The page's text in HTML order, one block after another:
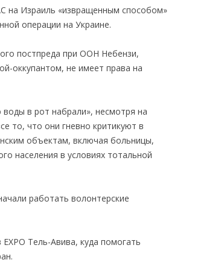
на Израиль «извращенным способом»
операции на Украине.
постпреда при ООН Небензи,
оккупантом, не имеет права на
в рот набрали», несмотря на
то, что они гневно критикуют в
объектам, включая больницы,
населения в условиях тотальной
работать волонтерские
Тель-Авива, куда помогать